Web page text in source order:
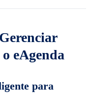
eAgenda
para